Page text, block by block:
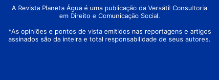
A Revista Planeta Água é uma publicação da Versátil Consultoria
em Direito e Comunicação Social.
*As opiniões e pontos de vista emitidos nas reportagens e artigos
assinados são da inteira e total responsabilidade de seus autores.